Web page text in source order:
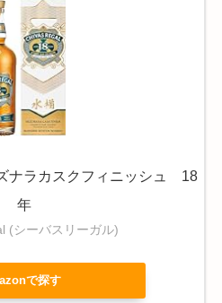
ナラカスクフィニッシュ 18
年
(シーバスリーガル)
で探す